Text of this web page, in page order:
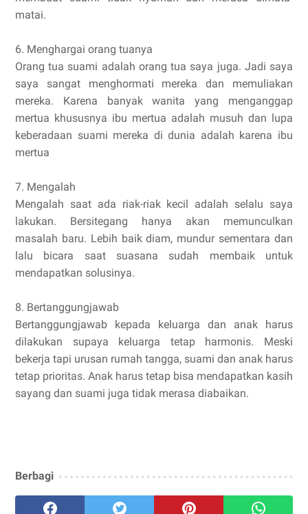
matai.
6. Menghargai orang tuanya
Orang tua suami adalah orang tua saya juga. Jadi saya
saya sangat menghormati mereka dan memuliakan
mereka. Karena banyak wanita yang menganggap
mertua khususnya ibu mertua adalah musuh dan lupa
keberadaan suami mereka di dunia adalah karena ibu
mertua
7. Mengalah
Mengalah saat ada riak-riak kecil adalah selalu saya
lakukan. Bersitegang hanya akan memunculkan
masalah baru. Lebih baik diam, mundur sementara dan
lalu bicara saat suasana sudah membaik untuk
mendapatkan solusinya.
8. Bertanggungjawab
Bertanggungjawab kepada keluarga dan anak harus
dilakukan supaya keluarga tetap harmonis. Meski
bekerja tapi urusan rumah tangga, suami dan anak harus
tetap prioritas. Anak harus tetap bisa mendapatkan kasih
sayang dan suami juga tidak merasa diabaikan.
Berbagi